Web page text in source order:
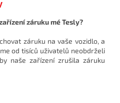
záruku mé Tesly?
záruku na vaše vozidlo, a
od tisíců uživatelů neobdrželi
naše zařízení zrušila záruku